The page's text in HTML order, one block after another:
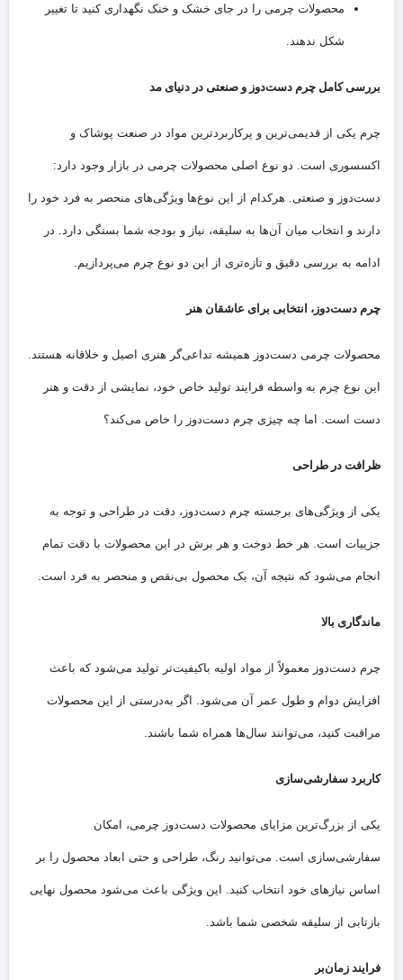
محصولات چرمی را در جای خشک و خنک نگهداری کنید تا تغییر
شکل ندهند.
بررسی کامل چرم دست‌دوز و صنعتی در دنیای مد
چرم یکی از قدیمی‌ترین و پرکاربردترین مواد در صنعت پوشاک و
اکسسوری است. دو نوع اصلی محصولات چرمی در بازار وجود دارد:
دست‌دوز و صنعتی. هرکدام از این نوع‌ها ویژگی‌های منحصر به فرد خود را
دارند و انتخاب میان آن‌ها به سلیقه، نیاز و بودجه شما بستگی دارد. در
ادامه به بررسی دقیق و تازه‌تری از این دو نوع چرم می‌پردازیم.
چرم دست‌دوز، انتخابی برای عاشقان هنر
محصولات چرمی دست‌دوز همیشه تداعی‌گر هنری اصیل و خلاقانه هستند.
این نوع چرم به واسطه فرایند تولید خاص خود، نمایشی از دقت و هنر
دست است. اما چه چیزی چرم دست‌دوز را خاص می‌کند؟
ظرافت در طراحی
یکی از ویژگی‌های برجسته چرم دست‌دوز، دقت در طراحی و توجه به
جزییات است. هر خط دوخت و هر برش در این محصولات با دقت تمام
انجام می‌شود که نتیجه آن، یک محصول بی‌نقص و منحصر به فرد است.
ماندگاری بالا
چرم دست‌دوز معمولاً از مواد اولیه باکیفیت‌تر تولید می‌شود که باعث
افزایش دوام و طول عمر آن می‌شود. اگر به‌درستی از این محصولات
مراقبت کنید، می‌توانند سال‌ها همراه شما باشند.
کاربرد سفارشی‌سازی
یکی از بزرگ‌ترین مزایای محصولات دست‌دوز چرمی، امکان
سفارشی‌سازی است. می‌توانید رنگ، طراحی و حتی ابعاد محصول را بر
اساس نیازهای خود انتخاب کنید. این ویژگی باعث می‌شود محصول نهایی
بازتابی از سلیقه شخصی شما باشد.
فرایند زمان‌بر